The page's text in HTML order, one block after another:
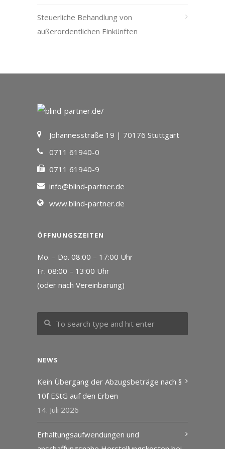
Steuerliche Behandlung von
außerordentlichen Einkünften
Johannesstraße 19 | 70176 Stuttgart
0711 61940-0
0711 61940-9
info@blind-partner.de
www.blind-partner.de
ÖFFNUNGSZEITEN
Mo. – Do. 08:00 – 17:00 Uhr
Fr. 08:00 – 13:00 Uhr
(oder nach Vereinbarung)
NEWS
Kein Übergang der Abzugsbeträge nach §
10f EStG auf den Erben
14. Juli 2026
Erhaltungsaufwendungen und